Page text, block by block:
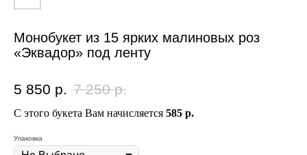
Монобукет из 15 ярких малиновых роз
«Эквадор» под ленту
5 850 р. 7 250 р.
С этого букета Вам начисляется 585 р.
Упаковка